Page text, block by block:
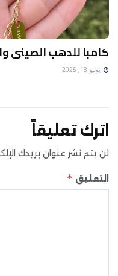
كامبا للدهب الصينى
يوليو 18, 2025
اترك تعليقاً
لن يتم نشر عنوان بريدك
التعليق *